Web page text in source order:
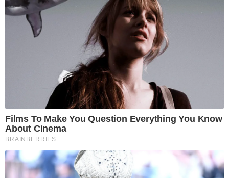
Films To Make You Question Everything You Know
About Cinema
BRAINBERRIES